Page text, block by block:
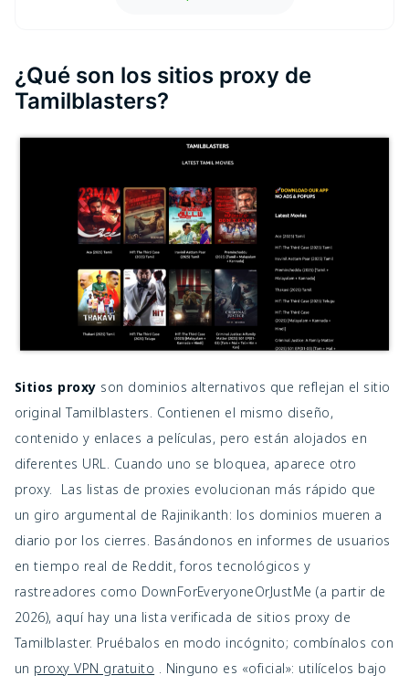
¿Qué son los sitios proxy de
Tamilblasters?
Sitios proxy son dominios alternativos que reflejan el sitio
original Tamilblasters. Contienen el mismo diseño,
contenido y enlaces a películas, pero están alojados en
diferentes URL. Cuando uno se bloquea, aparece otro
proxy. Las listas de proxies evolucionan más rápido que
un giro argumental de Rajinikanth: los dominios mueren a
diario por los cierres. Basándonos en informes de usuarios
en tiempo real de Reddit, foros tecnológicos y
rastreadores como DownForEveryoneOrJustMe (a partir de
2026), aquí hay una lista verificada de sitios proxy de
Tamilblaster. Pruébalos en modo incógnito; combínalos con
un proxy VPN gratuito . Ninguno es «oficial»: utilícelos bajo